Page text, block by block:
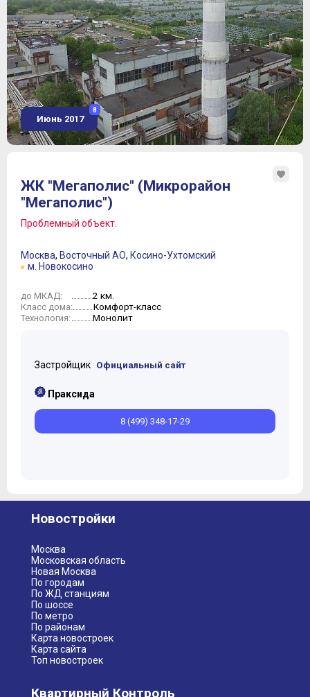
Июнь 2017
8
ЖК "Мегаполис" (Микрорайон
"Мегаполис")
Проблемный объект.
Москва, Восточный АО, Косино-Ухтомский
м. Новокосино
до МКАД: 2 км.
Класс дома: Комфорт-класс
Технология: Монолит
Застройщик Официальный сайт
Праксида
8 (499) 348-17-29
Новостройки
Москва
Московская область
Новая Москва
По городам
По ЖД станциям
По шоссе
По метро
По районам
Карта новостроек
Карта сайта
Топ новостроек
Квартирный Контроль